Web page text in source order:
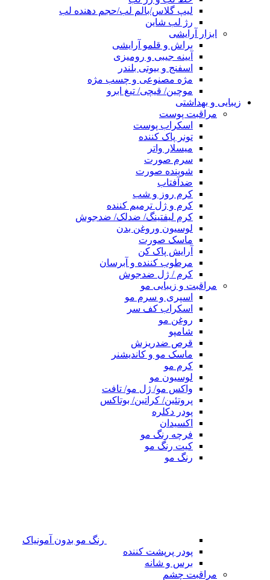
لیپ گلاس/بالم لب/حجم دهنده لب
رژ لب شاین
ابزار آرایشی
براش و قلمو آرایشی
آیینه جیبی و رومیزی
اسفنج و بیوتی بلندر
مژه مصنوعی و چسب مژه
موچین/ قیچی/ تیغ ابرو
زیبایی و بهداشتی
مراقبت پوست
اسکراب پوست
تونر پاک کننده
میسلار واتر
سرم صورت
شوینده صورت
ضدآفتاب
کرم روز و شب
کرم و ژل ترمیم کننده
کرم لیفتینگ/ ضدلک/ ضدجوش
لوسیون وروغن بدن
ماسک صورت
آرایش پاک کن
مرطوب کننده و آبرسان
کرم / ژل ضدجوش
مراقبت و زیبایی مو
اسپری و سرم مو
اسکراب کف سر
روغن مو
شامپو
قرص ضدریزش
ماسک مو و کاندیشنر
کرم مو
لوسیون مو
واکس مو/ ژل مو/ تافت
پروتئین/ کراتین/ بوتاکس
پودر دکلره
اکسیدان
فرچه رنگ مو
کیت رنگ مو
رنگ مو
رنگ مو بدون آمونیاک
پودر پرپشت کننده
برس و شانه
مراقبت چشم